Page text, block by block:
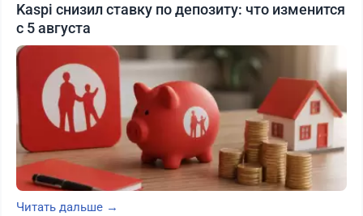
Kaspi снизил ставку по депозиту: что изменится
с 5 августа
Читать дальше →